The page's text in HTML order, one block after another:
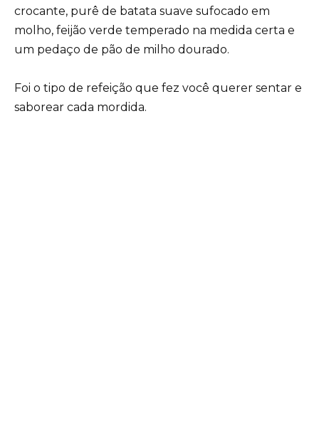
crocante, purê de batata suave sufocado em
molho, feijão verde temperado na medida certa e
um pedaço de pão de milho dourado.
Foi o tipo de refeição que fez você querer sentar e
saborear cada mordida.